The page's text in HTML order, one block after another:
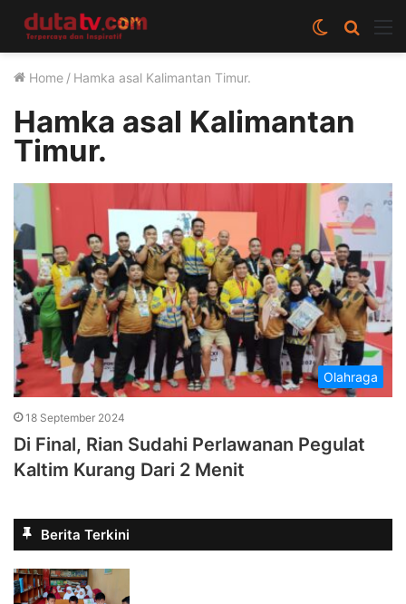
Cari
berita
Switch
skin
Home / Hamka asal Kalimantan Timur.
Hamka asal Kalimantan
Timur.
Olahraga
18 September 2024
Di Final, Rian Sudahi Perlawanan Pegulat
Kaltim Kurang Dari 2 Menit
Berita Terkini